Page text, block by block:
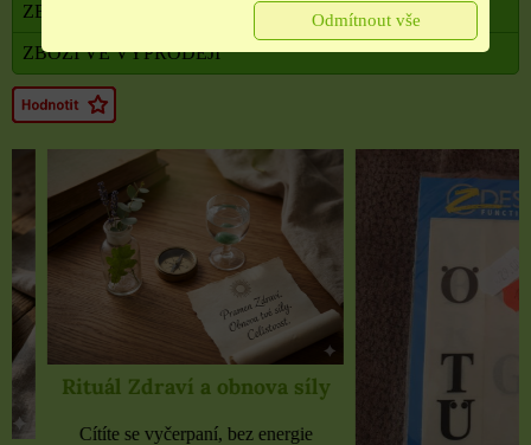
ZBOŽÍ V AKCI
ZBOŽÍ VE VÝPRODEJI
Rituál Zdraví a obnova síly
Cítíte se vyčerpaní, bez energie
Odmítnout vše